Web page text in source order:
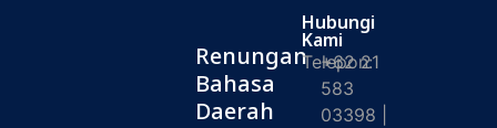
Renungan
Bahasa
Daerah
Hubungi
Kami
Telepon:
+62 21
583
03398 |